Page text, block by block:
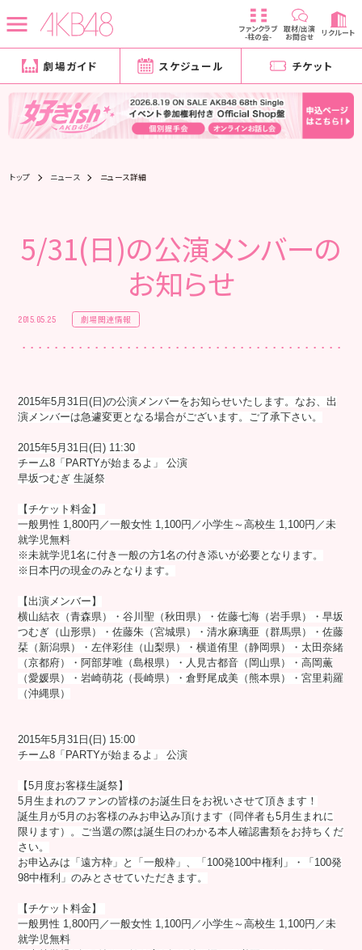
ファンクラブ
-柱の会-
取材/出演
お問合せ リクルート
劇場ガイド スケジュール チケット
トップ ニュース ニュース詳細
5/31(日)の公演メンバーの
お知らせ
2015.05.25 劇場関連情報
2015年5月31日(日)の公演メンバーをお知らせいたします。なお、出
演メンバーは急遽変更となる場合がございます。ご了承下さい。
2015年5月31日(日) 11:30
チーム8「PARTYが始まるよ」 公演
早坂つむぎ 生誕祭
【チケット料金】
一般男性 1,800円／一般女性 1,100円／小学生～高校生 1,100円／未
就学児無料
※未就学児1名に付き一般の方1名の付き添いが必要となります。
※日本円の現金のみとなります。
【出演メンバー】
横山結衣（青森県）・谷川聖（秋田県）・佐藤七海（岩手県）・早坂
つむぎ（山形県）・佐藤朱（宮城県）・清水麻璃亜（群馬県）・佐藤
栞（新潟県）・左伴彩佳（山梨県）・横道侑里（静岡県）・太田奈緒
（京都府）・阿部芽唯（島根県）・人見古都音（岡山県）・高岡薫
（愛媛県）・岩崎萌花（長崎県）・倉野尾成美（熊本県）・宮里莉羅
（沖縄県）
2015年5月31日(日) 15:00
チーム8「PARTYが始まるよ」 公演
【5月度お客様生誕祭】
5月生まれのファンの皆様のお誕生日をお祝いさせて頂きます！
誕生月が5月のお客様のみお申込み頂けます（同伴者も5月生まれに
限ります）。ご当選の際は誕生日のわかる本人確認書類をお持ちくだ
さい。
お申込みは「遠方枠」と「一般枠」、「100発100中権利」・「100発
98中権利」のみとさせていただきます。
【チケット料金】
一般男性 1,800円／一般女性 1,100円／小学生～高校生 1,100円／未
就学児無料